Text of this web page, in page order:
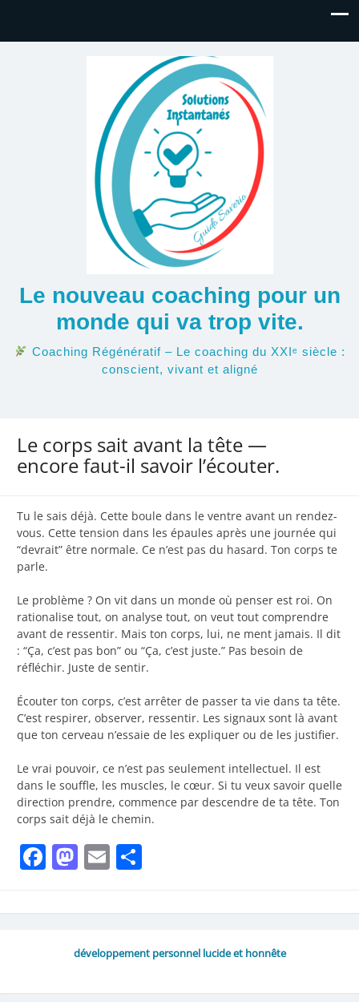
Le nouveau coaching pour un
monde qui va trop vite.
Coaching Régénératif – Le coaching du XXIᵉ siècle :
conscient, vivant et aligné
Le corps sait avant la tête —
encore faut-il savoir l’écouter.
Tu le sais déjà. Cette boule dans le ventre avant un rendez-
vous. Cette tension dans les épaules après une journée qui
“devrait” être normale. Ce n’est pas du hasard. Ton corps te
parle.
Le problème ? On vit dans un monde où penser est roi. On
rationalise tout, on analyse tout, on veut tout comprendre
avant de ressentir. Mais ton corps, lui, ne ment jamais. Il dit
: “Ça, c’est pas bon” ou “Ça, c’est juste.” Pas besoin de
réfléchir. Juste de sentir.
Écouter ton corps, c’est arrêter de passer ta vie dans ta tête.
C’est respirer, observer, ressentir. Les signaux sont là avant
que ton cerveau n’essaie de les expliquer ou de les justifier.
Le vrai pouvoir, ce n’est pas seulement intellectuel. Il est
dans le souffle, les muscles, le cœur. Si tu veux savoir quelle
direction prendre, commence par descendre de ta tête. Ton
corps sait déjà le chemin.
Facebook
Mastodon
Email
développement personnel lucide et honnête